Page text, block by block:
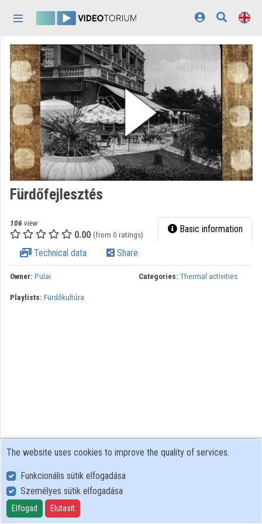
Home
Log In
Discovery
Categories
Playlists
Organizations
Contributors
Appearance:
Fürdőfejlesztés
106 view
0.00 (from 0 ratings) Basic information
Technical data Share
Owner: Pulai Categories: Thermal activities
Playlists: Fürdőkultúra
User Policy
Adatkezelési tájékoztató (en)
Cookie Policy
The website uses cookies to improve the quality of services.
Funkcionális sütik elfogadása
Személyes sütik elfogadása
Elfogad Elutasít